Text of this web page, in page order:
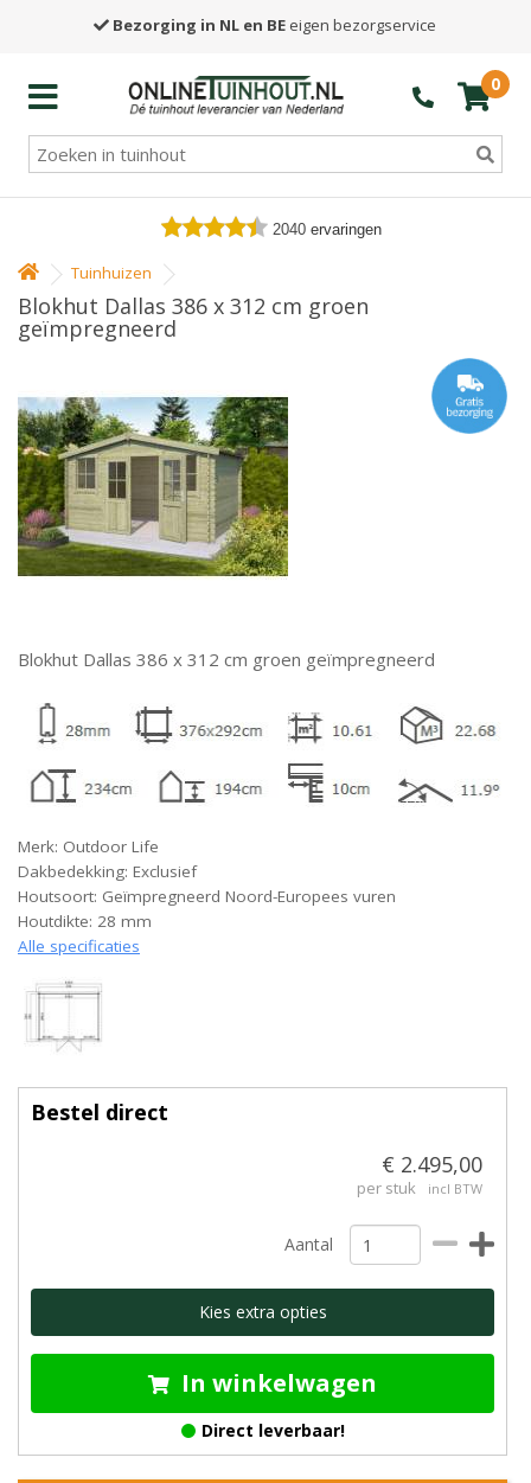
Bezorging in NL en BE eigen bezorgservice
0
2040 ervaringen
Tuinhuizen
Blokhut Dallas 386 x 312 cm groen
geïmpregneerd
Blokhut Dallas 386 x 312 cm groen geïmpregneerd
Merk: Outdoor Life
Dakbedekking: Exclusief
Houtsoort: Geïmpregneerd Noord-Europees vuren
Houtdikte: 28 mm
Alle specificaties
Bestel direct
€ 2.495,00
per stuk incl BTW
Aantal
Kies extra opties
In winkelwagen
Direct leverbaar!